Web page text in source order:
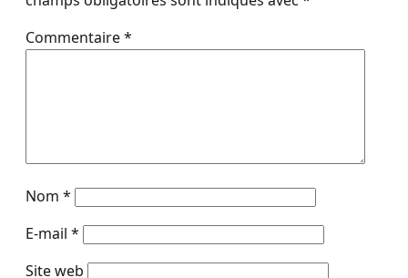
Commentaire*
Nom *
E-mail *
Site web